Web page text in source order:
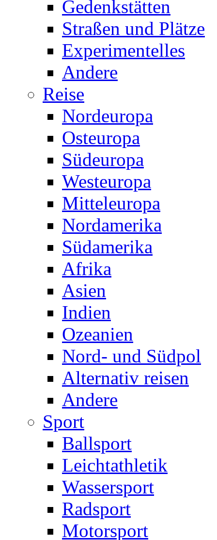
Gedenkstätten
Straßen und Plätze
Experimentelles
Andere
Reise
Nordeuropa
Osteuropa
Südeuropa
Westeuropa
Mitteleuropa
Nordamerika
Südamerika
Afrika
Asien
Indien
Ozeanien
Nord- und Südpol
Alternativ reisen
Andere
Sport
Ballsport
Leichtathletik
Wassersport
Radsport
Motorsport